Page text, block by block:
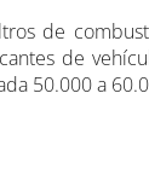
de
de
50.000 a